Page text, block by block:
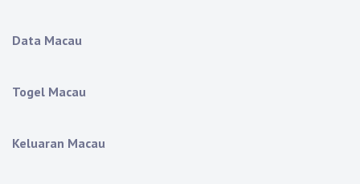
Data Macau
Togel Macau
Keluaran Macau